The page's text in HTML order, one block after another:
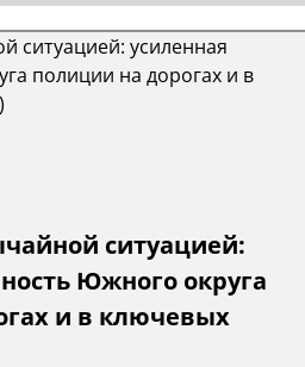
ситуацией:
Южного округа
и в ключевых